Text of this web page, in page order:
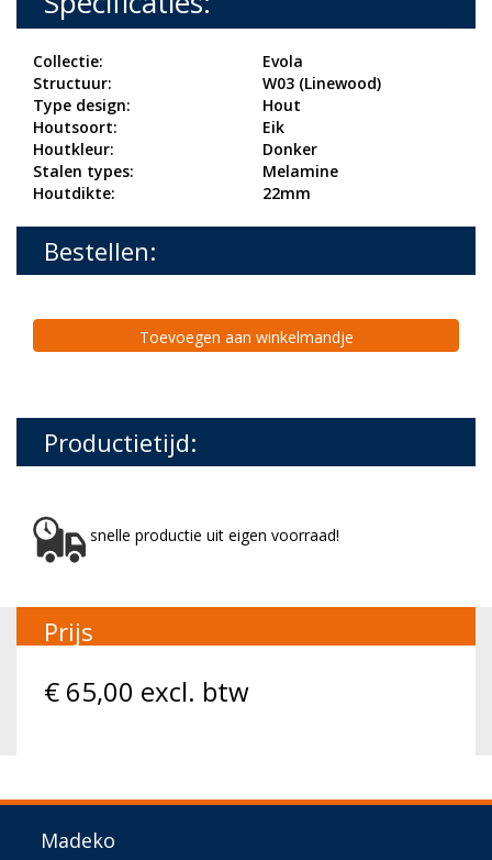
Collectie:
Evola
Structuur:
W03 (Linewood)
Type design:
Hout
Houtsoort:
Eik
Houtkleur:
Donker
Stalen types:
Melamine
Houtdikte:
22mm
Bestellen:
Toevoegen aan winkelmandje
Productietijd:
snelle productie uit eigen voorraad!
Prijs
€ 65,00 excl. btw
Madeko